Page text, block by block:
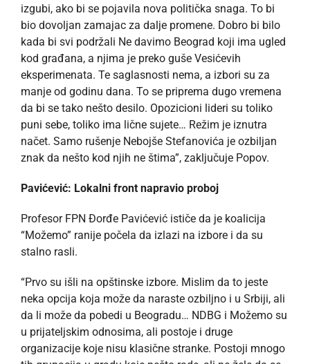
izgubi, ako bi se pojavila nova politička snaga. To bi
bio dovoljan zamajac za dalje promene. Dobro bi bilo
kada bi svi podržali Ne davimo Beograd koji ima ugled
kod građana, a njima je preko guše Vesićevih
eksperimenata. Te saglasnosti nema, a izbori su za
manje od godinu dana. To se priprema dugo vremena
da bi se tako nešto desilo. Opozicioni lideri su toliko
puni sebe, toliko ima lične sujete… Režim je iznutra
načet. Samo rušenje Nebojše Stefanovića je ozbiljan
znak da nešto kod njih ne štima”, zaključuje Popov.
Pavićević: Lokalni front napravio proboj
Profesor FPN Đorđe Pavićević ističe da je koalicija
“Možemo” ranije počela da izlazi na izbore i da su
stalno rasli.
“Prvo su išli na opštinske izbore. Mislim da to jeste
neka opcija koja može da naraste ozbiljno i u Srbiji, ali
da li može da pobedi u Beogradu… NDBG i Možemo su
u prijateljskim odnosima, ali postoje i druge
organizacije koje nisu klasične stranke. Postoji mnogo